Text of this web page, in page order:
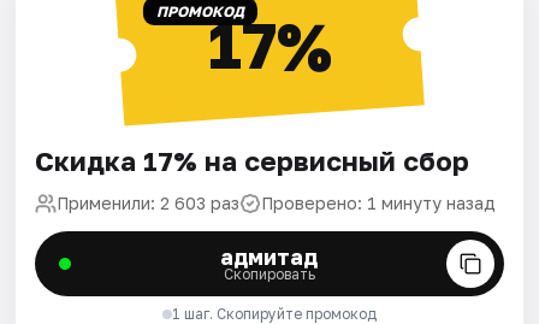
ПРОМОКОД17%
Скидка 17% на сервисный сбор
Применили: 2 603 раз Проверено: 1 минуту назад
адмитад
Скопировать
1 шаг. Скопируйте промокод